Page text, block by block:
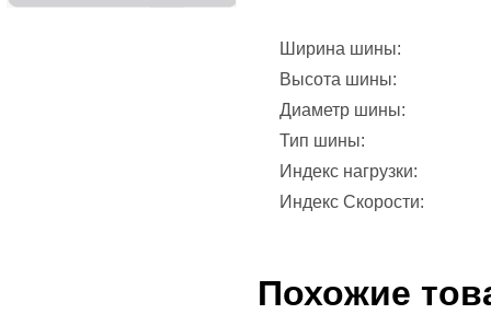
Ширина шины:
Высота шины:
Диаметр шины:
Тип шины:
Индекс нагрузки:
Индекс Скорости:
Похожие